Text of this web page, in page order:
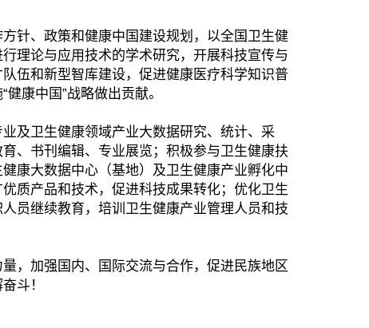
针、政策和健康中国建设规划，以全国卫生健
理论与应用技术的学术研究，开展科技宣传与
伍和新型智库建设，促进健康医疗科学知识普
康中国”战略做出贡献。
及卫生健康领域产业大数据研究、统计、采
、书刊编辑、专业展览；积极参与卫生健康扶
康大数据中心（基地）及卫生健康产业孵化中
质产品和技术，促进科技成果转化；优化卫生
员继续教育，培训卫生健康产业管理人员和技
，加强国内、国际交流与合作，促进民族地区
斗！